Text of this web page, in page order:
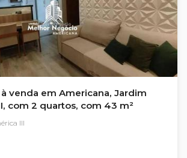
venda em Americana, Jardim
com 2 quartos, com 43 m²
III